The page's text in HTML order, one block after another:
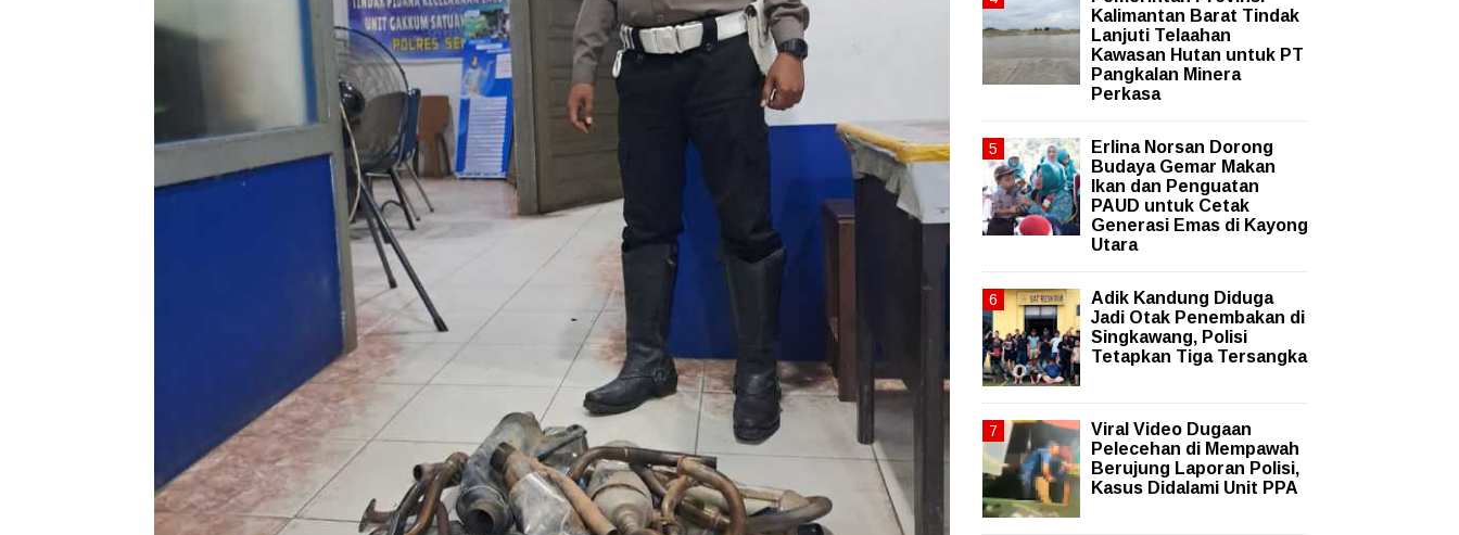
Kalimantan Barat Tindak
Lanjuti Telaahan
Kawasan Hutan untuk PT
Pangkalan Minera
Perkasa
Erlina Norsan Dorong
Budaya Gemar Makan
Ikan dan Penguatan
PAUD untuk Cetak
Generasi Emas di Kayong
Utara
Adik Kandung Diduga
Jadi Otak Penembakan di
Singkawang, Polisi
Tetapkan Tiga Tersangka
Viral Video Dugaan
Pelecehan di Mempawah
Berujung Laporan Polisi,
Kasus Didalami Unit PPA